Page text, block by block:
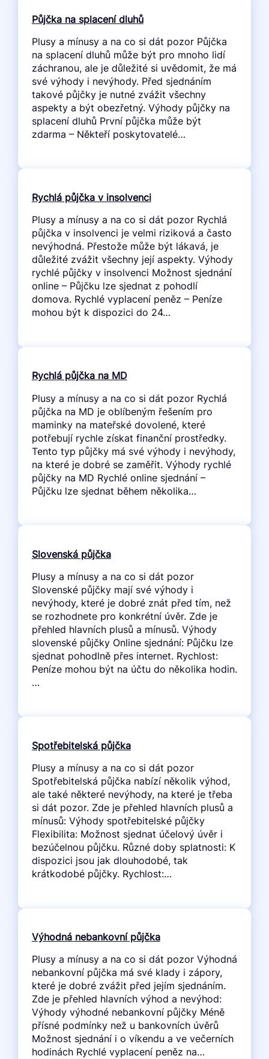
Půjčka na splacení dluhů
Plusy a mínusy a na co si dát pozor Půjčka
na splacení dluhů může být pro mnoho lidí
záchranou, ale je důležité si uvědomit, že má
své výhody i nevýhody. Před sjednáním
takové půjčky je nutné zvážit všechny
aspekty a být obezřetný. Výhody půjčky na
splacení dluhů První půjčka může být
zdarma – Někteří poskytovatelé…
Rychlá půjčka v insolvenci
Plusy a mínusy a na co si dát pozor Rychlá
půjčka v insolvenci je velmi riziková a často
nevýhodná. Přestože může být lákavá, je
důležité zvážit všechny její aspekty. Výhody
rychlé půjčky v insolvenci Možnost sjednání
online – Půjčku lze sjednat z pohodlí
domova. Rychlé vyplacení peněz – Peníze
mohou být k dispozici do 24…
Rychlá půjčka na MD
Plusy a mínusy a na co si dát pozor Rychlá
půjčka na MD je oblíbeným řešením pro
maminky na mateřské dovolené, které
potřebují rychle získat finanční prostředky.
Tento typ půjčky má své výhody i nevýhody,
na které je dobré se zaměřit. Výhody rychlé
půjčky na MD Rychlé online sjednání –
Půjčku lze sjednat během několika…
Slovenská půjčka
Plusy a mínusy a na co si dát pozor
Slovenské půjčky mají své výhody i
nevýhody, které je dobré znát před tím, než
se rozhodnete pro konkrétní úvěr. Zde je
přehled hlavních plusů a mínusů. Výhody
slovenské půjčky Online sjednání: Půjčku lze
sjednat pohodlně přes internet. Rychlost:
Peníze mohou být na účtu do několika hodin.
…
Spotřebitelská půjčka
Plusy a mínusy a na co si dát pozor
Spotřebitelská půjčka nabízí několik výhod,
ale také některé nevýhody, na které je třeba
si dát pozor. Zde je přehled hlavních plusů a
mínusů: Výhody spotřebitelské půjčky
Flexibilita: Možnost sjednat účelový úvěr i
bezúčelnou půjčku. Různé doby splatnosti: K
dispozici jsou jak dlouhodobé, tak
krátkodobé půjčky. Rychlost:…
Výhodná nebankovní půjčka
Plusy a mínusy a na co si dát pozor Výhodná
nebankovní půjčka má své klady i zápory,
které je dobré zvážit před jejím sjednáním.
Zde je přehled hlavních výhod a nevýhod:
Výhody výhodné nebankovní půjčky Méně
přísné podmínky než u bankovních úvěrů
Možnost sjednání i o víkendu a ve večerních
hodinách Rychlé vyplacení peněz na…